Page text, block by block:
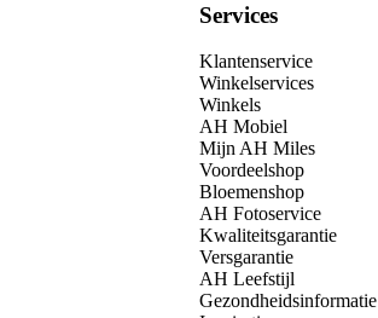
Services
Klantenservice
Winkelservices
Winkels
AH Mobiel
Mijn AH Miles
Voordeelshop
Bloemenshop
AH Fotoservice
Kwaliteitsgarantie
Versgarantie
AH Leefstijl
Gezondheidsinformatie